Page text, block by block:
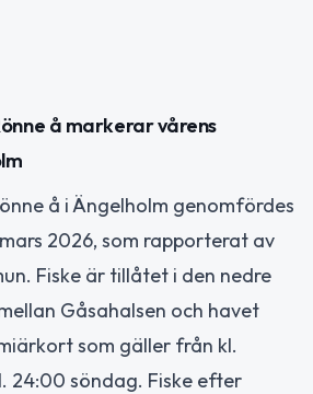
å markerar vårens
å i Ängelholm genomfördes
2026, som rapporterat av
Fiske är tillåtet i den nedre
Gåsahalsen och havet
som gäller från kl.
24:00 söndag. Fiske efter